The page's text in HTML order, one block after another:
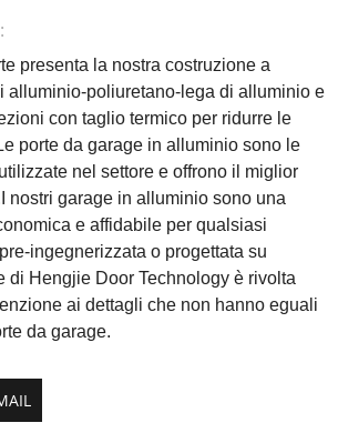
presenta la nostra costruzione a
alluminio-poliuretano-lega di alluminio e
con taglio termico per ridurre le
porte da garage in alluminio sono le
nel settore e offrono il miglior
nostri garage in alluminio sono una
e affidabile per qualsiasi
ingegnerizzata o progettata su
di Hengjie Door Technology è rivolta
ai dettagli che non hanno eguali
da garage.